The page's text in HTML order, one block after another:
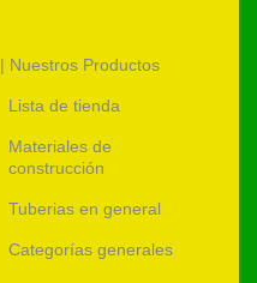
| Nuestros Productos
Lista de tienda
Materiales de
construcción
Tuberias en general
Categorías generales